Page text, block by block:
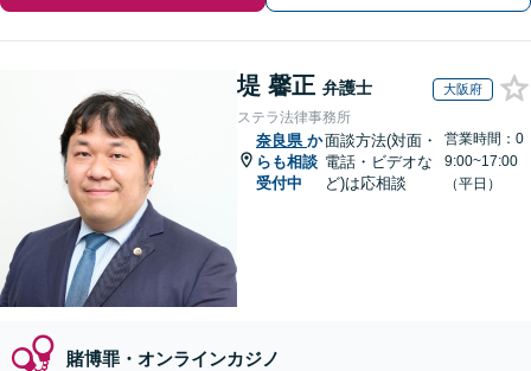
堤 馨正 弁護士 大阪府
ステラ法律事務所
奈良県 か
らも相談
受付中
面談方法(対面・
電話・ビデオな
ど)は応相談
営業時間：0
9:00~17:00
（平日）
賭博罪・オンラインカジノ